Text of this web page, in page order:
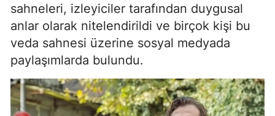
sahneleri, izleyiciler tarafından duygusal
anlar olarak nitelendirildi ve birçok kişi bu
veda sahnesi üzerine sosyal medyada
paylaşımlarda bulundu.